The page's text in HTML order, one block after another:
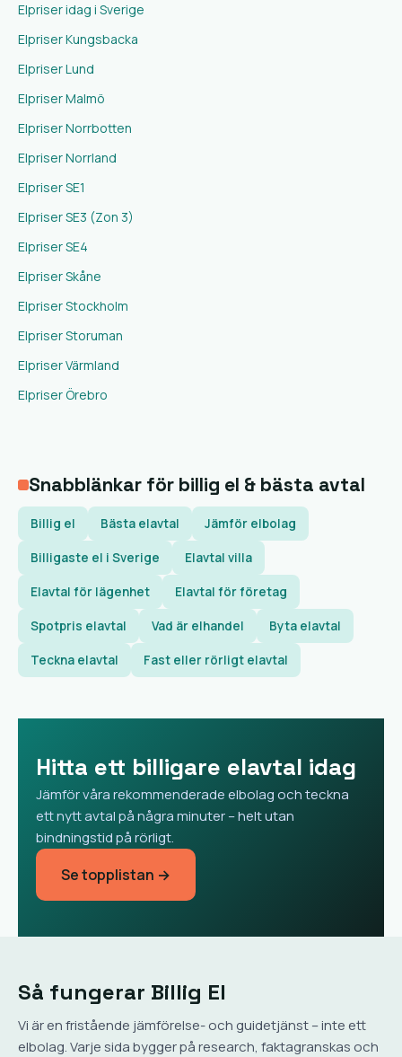
Elpriser idag i Sverige
Elpriser Kungsbacka
Elpriser Lund
Elpriser Malmö
Elpriser Norrbotten
Elpriser Norrland
Elpriser SE1
Elpriser SE3 (Zon 3)
Elpriser SE4
Elpriser Skåne
Elpriser Stockholm
Elpriser Storuman
Elpriser Värmland
Elpriser Örebro
Snabblänkar för billig el & bästa avtal
Billig el Bästa elavtal Jämför elbolag
Billigaste el i Sverige Elavtal villa
Elavtal för lägenhet Elavtal för företag
Spotpris elavtal Vad är elhandel Byta elavtal
Teckna elavtal Fast eller rörligt elavtal
Hitta ett billigare elavtal idag
Jämför våra rekommenderade elbolag och teckna
ett nytt avtal på några minuter – helt utan
bindningstid på rörligt.
Se topplistan →
Så fungerar Billig El
Vi är en fristående jämförelse- och guidetjänst – inte ett
elbolag. Varje sida bygger på research, faktagranskas och